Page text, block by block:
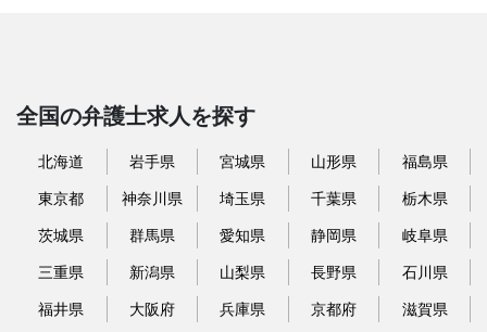
全国の弁護士求人を探す
北海道 岩手県 宮城県 山形県 福島県
東京都 神奈川県 埼玉県 千葉県 栃木県
茨城県 群馬県 愛知県 静岡県 岐阜県
三重県 新潟県 山梨県 長野県 石川県
福井県 大阪府 兵庫県 京都府 滋賀県